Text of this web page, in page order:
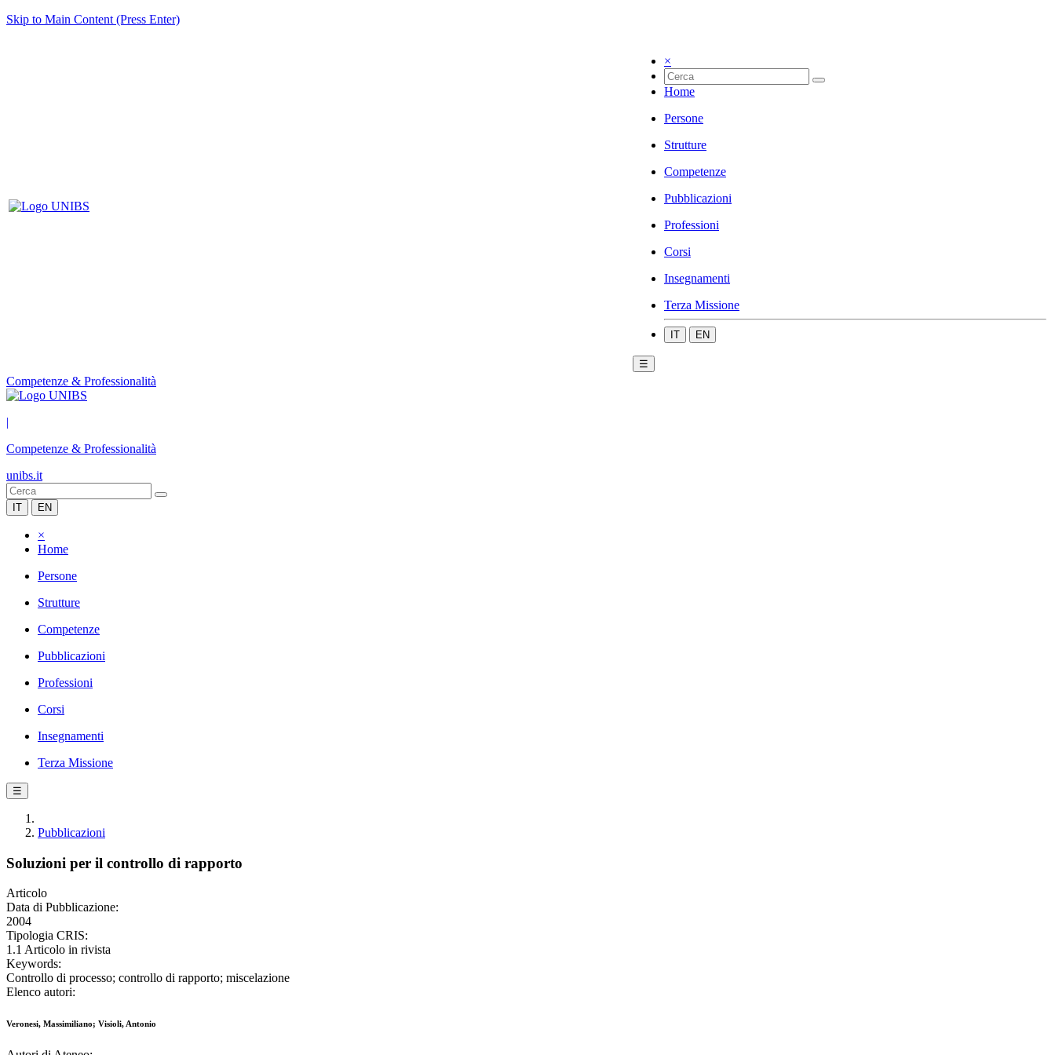
Skip to Main Content (Press Enter)
×
Home
Persone
Strutture
Competenze
Pubblicazioni
Professioni
Corsi
Insegnamenti
Terza Missione
IT EN
☰
Competenze & Professionalità
|
Competenze & Professionalità
unibs.it
IT EN
×
Home
Persone
Strutture
Competenze
Pubblicazioni
Professioni
Corsi
Insegnamenti
Terza Missione
☰
Pubblicazioni
Soluzioni per il controllo di rapporto
Articolo
Data di Pubblicazione:
2004
Tipologia CRIS:
1.1 Articolo in rivista
Keywords:
Controllo di processo; controllo di rapporto; miscelazione
Elenco autori:
Veronesi, Massimiliano; Visioli, Antonio